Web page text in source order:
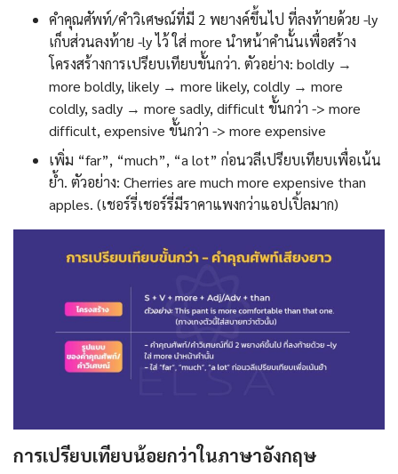
คำคุณศัพท์/คำวิเศษณ์ที่มี 2 พยางค์ขึ้นไป ที่ลงท้ายด้วย -ly
เก็บส่วนลงท้าย -ly ไว้ ใส่ more นำหน้าคำนั้นเพื่อสร้าง
โครงสร้างการเปรียบเทียบขั้นกว่า. ตัวอย่าง: boldly →
more boldly, likely → more likely, coldly → more
coldly, sadly → more sadly, difficult ขั้นกว่า -> more
difficult, expensive ขั้นกว่า -> more expensive
เพิ่ม “far”, “much”, “a lot” ก่อนวลีเปรียบเทียบเพื่อเน้น
ย้ำ. ตัวอย่าง: Cherries are much more expensive than
apples. (เชอร์รี่เชอร์รี่มีราคาแพงกว่าแอปเปิ้ลมาก)
การเปรียบเทียบน้อยกว่าในภาษาอังกฤษ